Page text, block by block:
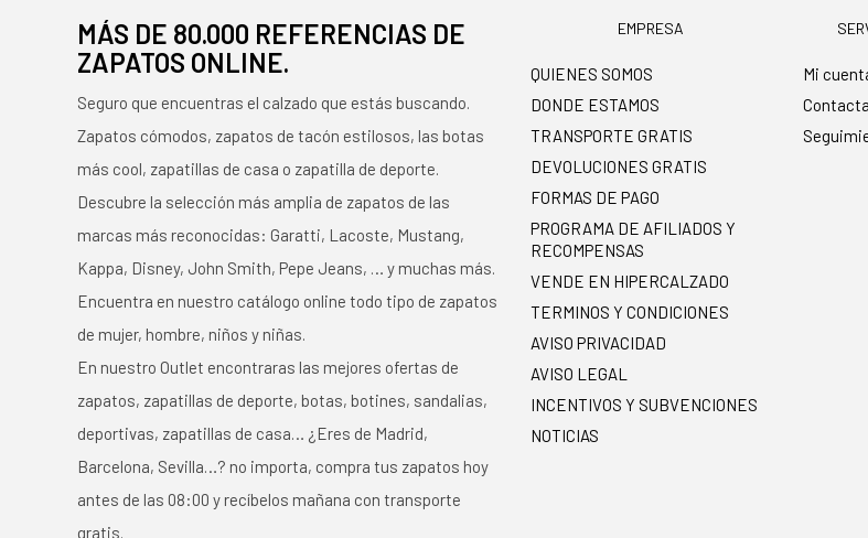
MÁS DE 80.000 REFERENCIAS DE
ZAPATOS ONLINE.
Seguro que encuentras el calzado que estás buscando.
Zapatos cómodos, zapatos de tacón estilosos, las botas
más cool, zapatillas de casa o zapatilla de deporte.
Descubre la selección más amplia de zapatos de las
marcas más reconocidas: Garatti, Lacoste, Mustang,
Kappa, Disney, John Smith, Pepe Jeans, … y muchas más.
Encuentra en nuestro catálogo online todo tipo de zapatos
de mujer, hombre, niños y niñas.
En nuestro Outlet encontraras las mejores ofertas de
zapatos, zapatillas de deporte, botas, botines, sandalias,
deportivas, zapatillas de casa… ¿Eres de Madrid,
Barcelona, Sevilla…? no importa, compra tus zapatos hoy
antes de las 08:00 y recíbelos mañana con transporte
gratis.
EMPRESA
QUIENES SOMOS
DONDE ESTAMOS
TRANSPORTE GRATIS
DEVOLUCIONES GRATIS
FORMAS DE PAGO
PROGRAMA DE AFILIADOS Y
RECOMPENSAS
VENDE EN HIPERCALZADO
TERMINOS Y CONDICIONES
AVISO PRIVACIDAD
AVISO LEGAL
INCENTIVOS Y SUBVENCIONES
NOTICIAS
Mi